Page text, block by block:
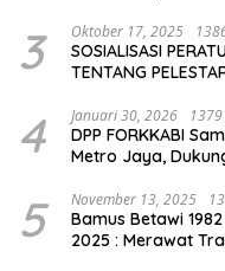
3 Oktober 17, 2025
SOSIALISASI
TENTANG
4 Januari 30, 2026
DPP FORKKABI
Metro Jaya,
5 November 13, 2025
Bamus Betawi
2025 : Merawat